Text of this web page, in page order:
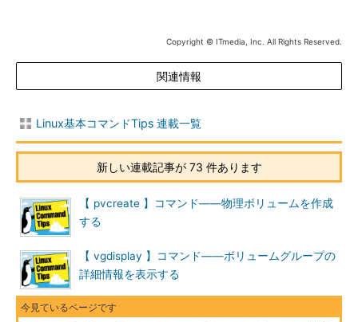
Copyright © ITmedia, Inc. All Rights Reserved.
関連情報
Linux基本コマンドTips 連載一覧
新しい連載記事が 73 件あります
【 pvcreate 】コマンド――物理ボリュームを作成
する
【 vgdisplay 】コマンド――ボリュームグループの
詳細情報を表示する